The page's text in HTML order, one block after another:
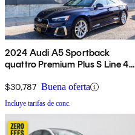
2024 Audi A5 Sportback
quattro Premium Plus S Line 45
$30,787 Buena oferta
Incluye tarifas de conc.